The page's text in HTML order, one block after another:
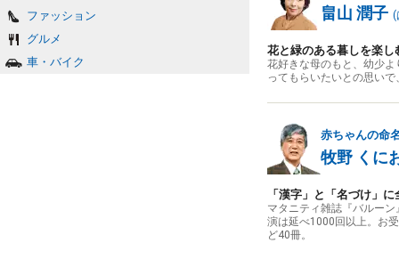
ファッション
グルメ
車・バイク
畠山 潤子 (
花と緑のある暮しを楽
花好きな母のもと、幼少
ってもらいたいとの思い
赤ちゃんの命
牧野 くに
「漢字」と「名づけ」
マタニティ雑誌『バルー
演は延べ1000回以上。お
ど40冊。